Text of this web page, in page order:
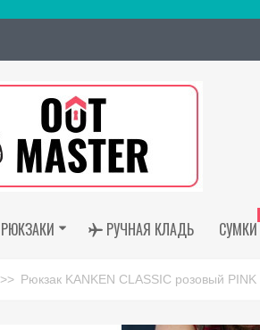
РЮКЗАКИ РУЧНАЯ КЛАДЬ СУМКИ
>> Рюкзак KANKEN CLASSIС розовый PINK